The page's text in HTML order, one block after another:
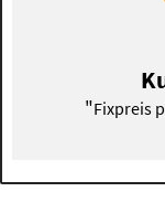
"Fixpreis